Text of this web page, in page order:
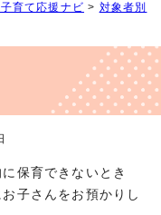
育て応援ナビ > 対象者別
保育できないとき
子さんをお預かりし